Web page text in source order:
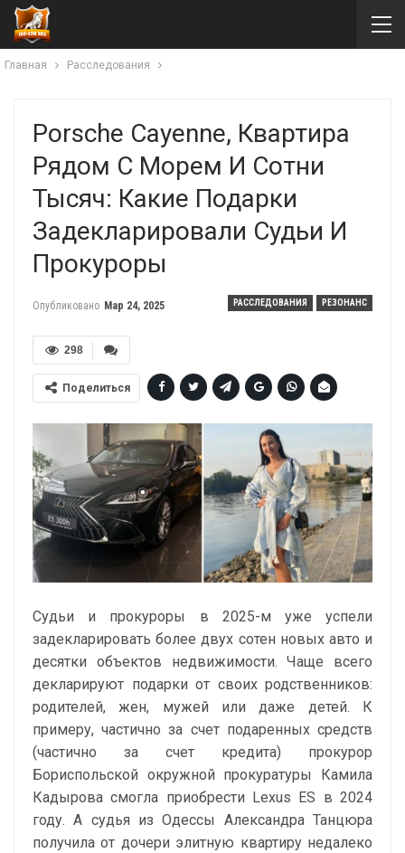
Главная Расследования
Porsche Cayenne, Квартира
Рядом С Морем И Сотни
Тысяч: Какие Подарки
Задекларировали Судьи И
Прокуроры
РАССЛЕДОВАНИЯ РЕЗОНАНС
Опубликовано Мар 24, 2025
298
Поделиться
Судьи и прокуроры в 2025-м уже успели
задекларировать более двух сотен новых авто и
десятки объектов недвижимости. Чаще всего
декларируют подарки от своих родственников:
родителей, жен, мужей или даже детей. К
примеру, частично за счет подаренных средств
(частично за счет кредита) прокурор
Бориспольской окружной прокуратуры Камила
Кадырова смогла приобрести Lexus ES в 2024
году. А судья из Одессы Александра Танцюра
получила от дочери элитную квартиру недалеко